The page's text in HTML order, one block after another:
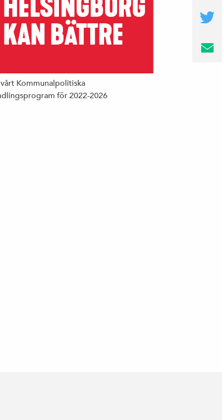
vårt Kommunalpolitiska
för 2022-2026